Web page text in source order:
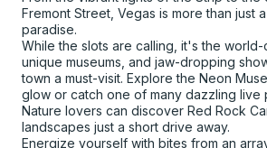
Fremont Street, Vegas is more than just a
paradise.
While the slots are calling, it's the world-
unique museums, and jaw-dropping
town a must-visit. Explore the Neon
glow or catch one of many dazzling live
Nature lovers can discover Red Rock
landscapes just a short drive away.
Energize yourself with bites from an